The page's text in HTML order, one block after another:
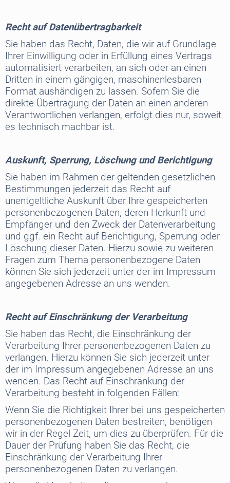
Recht auf Datenübertragbarkeit
Sie haben das Recht, Daten, die wir auf Grundlage
Ihrer Einwilligung oder in Erfüllung eines Vertrags
automatisiert verarbeiten, an sich oder an einen
Dritten in einem gängigen, maschinenlesbaren
Format aushändigen zu lassen. Sofern Sie die
direkte Übertragung der Daten an einen anderen
Verantwortlichen verlangen, erfolgt dies nur, soweit
es technisch machbar ist.
Auskunft, Sperrung, Löschung und Berichtigung
Sie haben im Rahmen der geltenden gesetzlichen
Bestimmungen jederzeit das Recht auf
unentgeltliche Auskunft über Ihre gespeicherten
personenbezogenen Daten, deren Herkunft und
Empfänger und den Zweck der Datenverarbeitung
und ggf. ein Recht auf Berichtigung, Sperrung oder
Löschung dieser Daten. Hierzu sowie zu weiteren
Fragen zum Thema personenbezogene Daten
können Sie sich jederzeit unter der im Impressum
angegebenen Adresse an uns wenden.
Recht auf Einschränkung der Verarbeitung
Sie haben das Recht, die Einschränkung der
Verarbeitung Ihrer personenbezogenen Daten zu
verlangen. Hierzu können Sie sich jederzeit unter
der im Impressum angegebenen Adresse an uns
wenden. Das Recht auf Einschränkung der
Verarbeitung besteht in folgenden Fällen:
Wenn Sie die Richtigkeit Ihrer bei uns gespeicherten
personenbezogenen Daten bestreiten, benötigen
wir in der Regel Zeit, um dies zu überprüfen. Für die
Dauer der Prüfung haben Sie das Recht, die
Einschränkung der Verarbeitung Ihrer
personenbezogenen Daten zu verlangen.